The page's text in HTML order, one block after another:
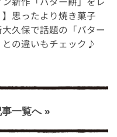
】思ったより焼き菓子
久保で話題の「バター
との違いもチェック♪
一覧へ »